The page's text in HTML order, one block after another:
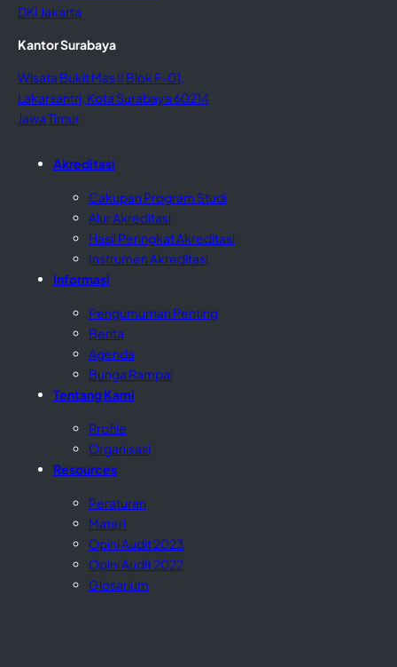
DKI Jakarta
Kantor Surabaya
Wisata Bukit Mas II Blok F-01,
Lakarsantri, Kota Surabaya 60214
Jawa Timur
Akreditasi
Cakupan Program Studi
Alur Akreditasi
Hasil Peringkat Akreditasi
Instrumen Akreditasi
Informasi
Pengumuman Penting
Berita
Agenda
Bunga Rampai
Tentang Kami
Profile
Organisasi
Resources
Peraturan
Materi
Opini Audit 2023
Opini Audit 2022
Glosarium